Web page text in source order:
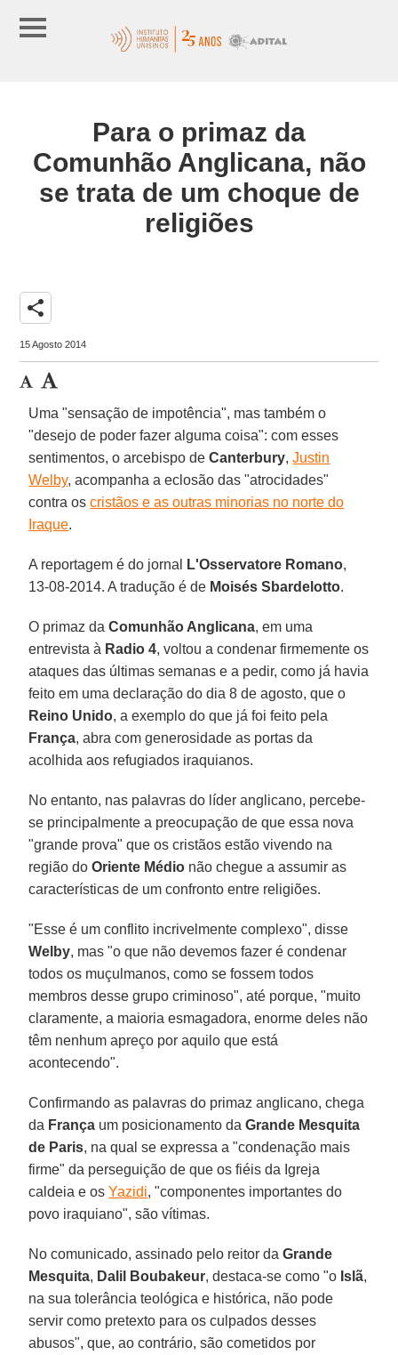
Para o primaz da
Comunhão Anglicana, não
se trata de um choque de
religiões
share
15 Agosto 2014
Uma "sensação de impotência", mas também o
"desejo de poder fazer alguma coisa": com esses
sentimentos, o arcebispo deCanterbury,Justin
Welby, acompanha a eclosão das "atrocidades"
contra oscristãos e as outras minorias no norte do
Iraque.
A reportagem é do jornal L'Osservatore Romano,
13-08-2014. A tradução é de Moisés Sbardelotto.
O primaz daComunhão Anglicana, em uma
entrevista à Radio 4, voltou a condenar firmemente os
ataques das últimas semanas e a pedir, como já havia
feito em uma declaração do dia 8 de agosto, que o
Reino Unido, a exemplo do que já foi feito pela
França, abra com generosidade as portas da
acolhida aos refugiados iraquianos.
No entanto, nas palavras do líder anglicano, percebe-
se principalmente a preocupação de que essa nova
"grande prova" que os cristãos estão vivendo na
região doOriente Médio não chegue a assumir as
características de um confronto entre religiões.
"Esse é um conflito incrivelmente complexo", disse
Welby, mas "o que não devemos fazer é condenar
todos os muçulmanos, como se fossem todos
membros desse grupo criminoso", até porque, "muito
claramente, a maioria esmagadora, enorme deles não
têm nenhum apreço por aquilo que está
acontecendo".
Confirmando as palavras do primaz anglicano, chega
da França um posicionamento daGrande Mesquita
de Paris, na qual se expressa a "condenação mais
firme" da perseguição de que os fiéis da Igreja
caldeia e osYazidi, "componentes importantes do
povo iraquiano", são vítimas.
No comunicado, assinado pelo reitor daGrande
Mesquita, Dalil Boubakeur, destaca-se como "o Islã,
na sua tolerância teológica e histórica, não pode
servir como pretexto para os culpados desses
abusos", que, ao contrário, são cometidos por